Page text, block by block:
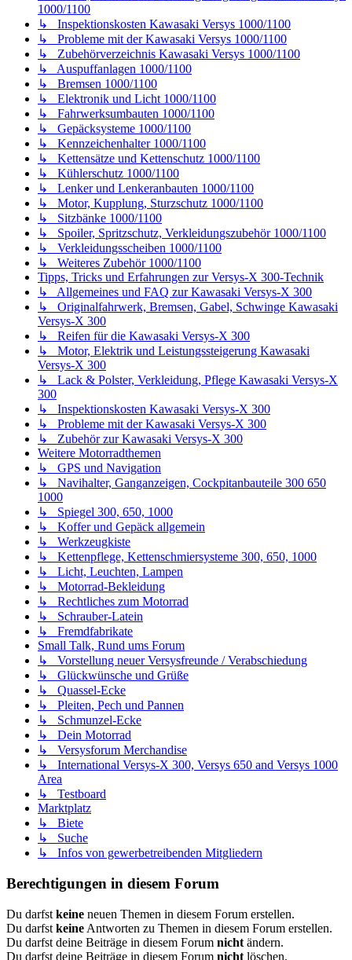
1000/1100
↳ Inspektionskosten Kawasaki Versys 1000/1100
↳ Probleme mit der Kawasaki Versys 1000/1100
↳ Zubehörverzeichnis Kawasaki Versys 1000/1100
↳ Auspuffanlagen 1000/1100
↳ Bremsen 1000/1100
↳ Elektronik und Licht 1000/1100
↳ Fahrwerksumbauten 1000/1100
↳ Gepäcksysteme 1000/1100
↳ Kennzeichenhalter 1000/1100
↳ Kettensätze und Kettenschutz 1000/1100
↳ Kühlerschutz 1000/1100
↳ Lenker und Lenkeranbauten 1000/1100
↳ Motor, Kupplung, Sturzschutz 1000/1100
↳ Sitzbänke 1000/1100
↳ Spoiler, Spritzschutz, Verkleidungszubehör 1000/1100
↳ Verkleidungsscheiben 1000/1100
↳ Weiteres Zubehör 1000/1100
Tipps, Tricks und Erfahrungen zur Versys-X 300-Technik
↳ Allgemeines und FAQ zur Kawasaki Versys-X 300
↳ Originalfahrwerk, Bremsen, Gabel, Schwinge Kawasaki
Versys-X 300
↳ Reifen für die Kawasaki Versys-X 300
↳ Motor, Elektrik und Leistungssteigerung Kawasaki
Versys-X 300
↳ Lack & Polster, Verkleidung, Pflege Kawasaki Versys-X
300
↳ Inspektionskosten Kawasaki Versys-X 300
↳ Probleme mit der Kawasaki Versys-X 300
↳ Zubehör zur Kawasaki Versys-X 300
Weitere Motorradthemen
↳ GPS und Navigation
↳ Navihalter, Ganganzeigen, Cockpitanbauteile 300 650
1000
↳ Spiegel 300, 650, 1000
↳ Koffer und Gepäck allgemein
↳ Werkzeugkiste
↳ Kettenpflege, Kettenschmiersysteme 300, 650, 1000
↳ Licht, Leuchten, Lampen
↳ Motorrad-Bekleidung
↳ Rechtliches zum Motorrad
↳ Schrauber-Latein
↳ Fremdfabrikate
Small Talk, Rund ums Forum
↳ Vorstellung neuer Versysfreunde / Verabschiedung
↳ Glückwünsche und Grüße
↳ Quassel-Ecke
↳ Pleiten, Pech und Pannen
↳ Schmunzel-Ecke
↳ Dein Motorrad
↳ Versysforum Merchandise
↳ International Versys-X 300, Versys 650 and Versys 1000
Area
↳ Testboard
Marktplatz
↳ Biete
↳ Suche
↳ Infos von gewerbetreibenden Mitgliedern
Berechtigungen in diesem Forum
Du darfst keine neuen Themen in diesem Forum erstellen.
Du darfst keine Antworten zu Themen in diesem Forum erstellen.
Du darfst deine Beiträge in diesem Forum nicht ändern.
Du darfst deine Beiträge in diesem Forum nicht löschen.